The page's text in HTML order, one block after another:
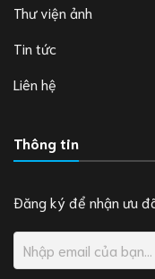
Thư viện ảnh
Tin tức
Liên hệ
Thông tin
Đăng ký để nhận ưu